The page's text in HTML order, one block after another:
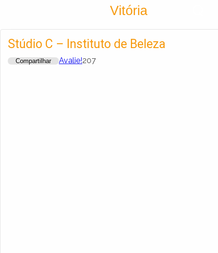
Vitória
Criar conta
Stúdio C – Instituto de Beleza
Compartilhar Avalie!207